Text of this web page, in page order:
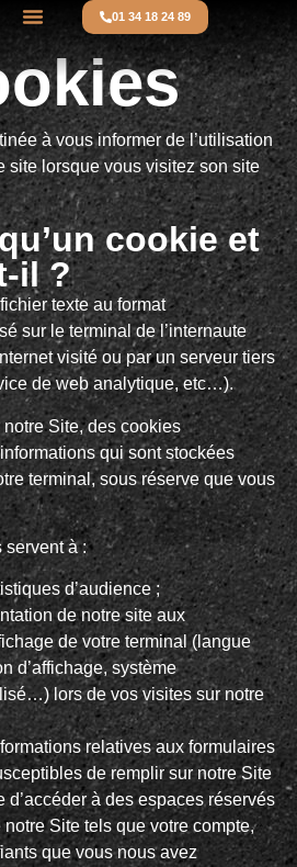
01 34 18 24 89
à vous informer de l’utilisation
site lorsque vous visitez son site
cookie et
il ?
texte au format
sur le terminal de l’internaute
visité ou par un serveur tiers
de web analytique, etc…).
Site, des cookies
qui sont stockées
terminal, sous réserve que vous
servent à :
d’audience ;
de notre site aux
de votre terminal (langue
d’affichage, système
lors de vos visites sur notre
relatives aux formulaires
de remplir sur notre Site
d’accéder à des espaces réservés
Site tels que votre compte,
que vous nous avez